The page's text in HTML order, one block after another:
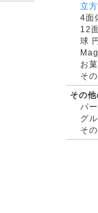
立
4面
12
球
お
そ
その
パ
グ
そ